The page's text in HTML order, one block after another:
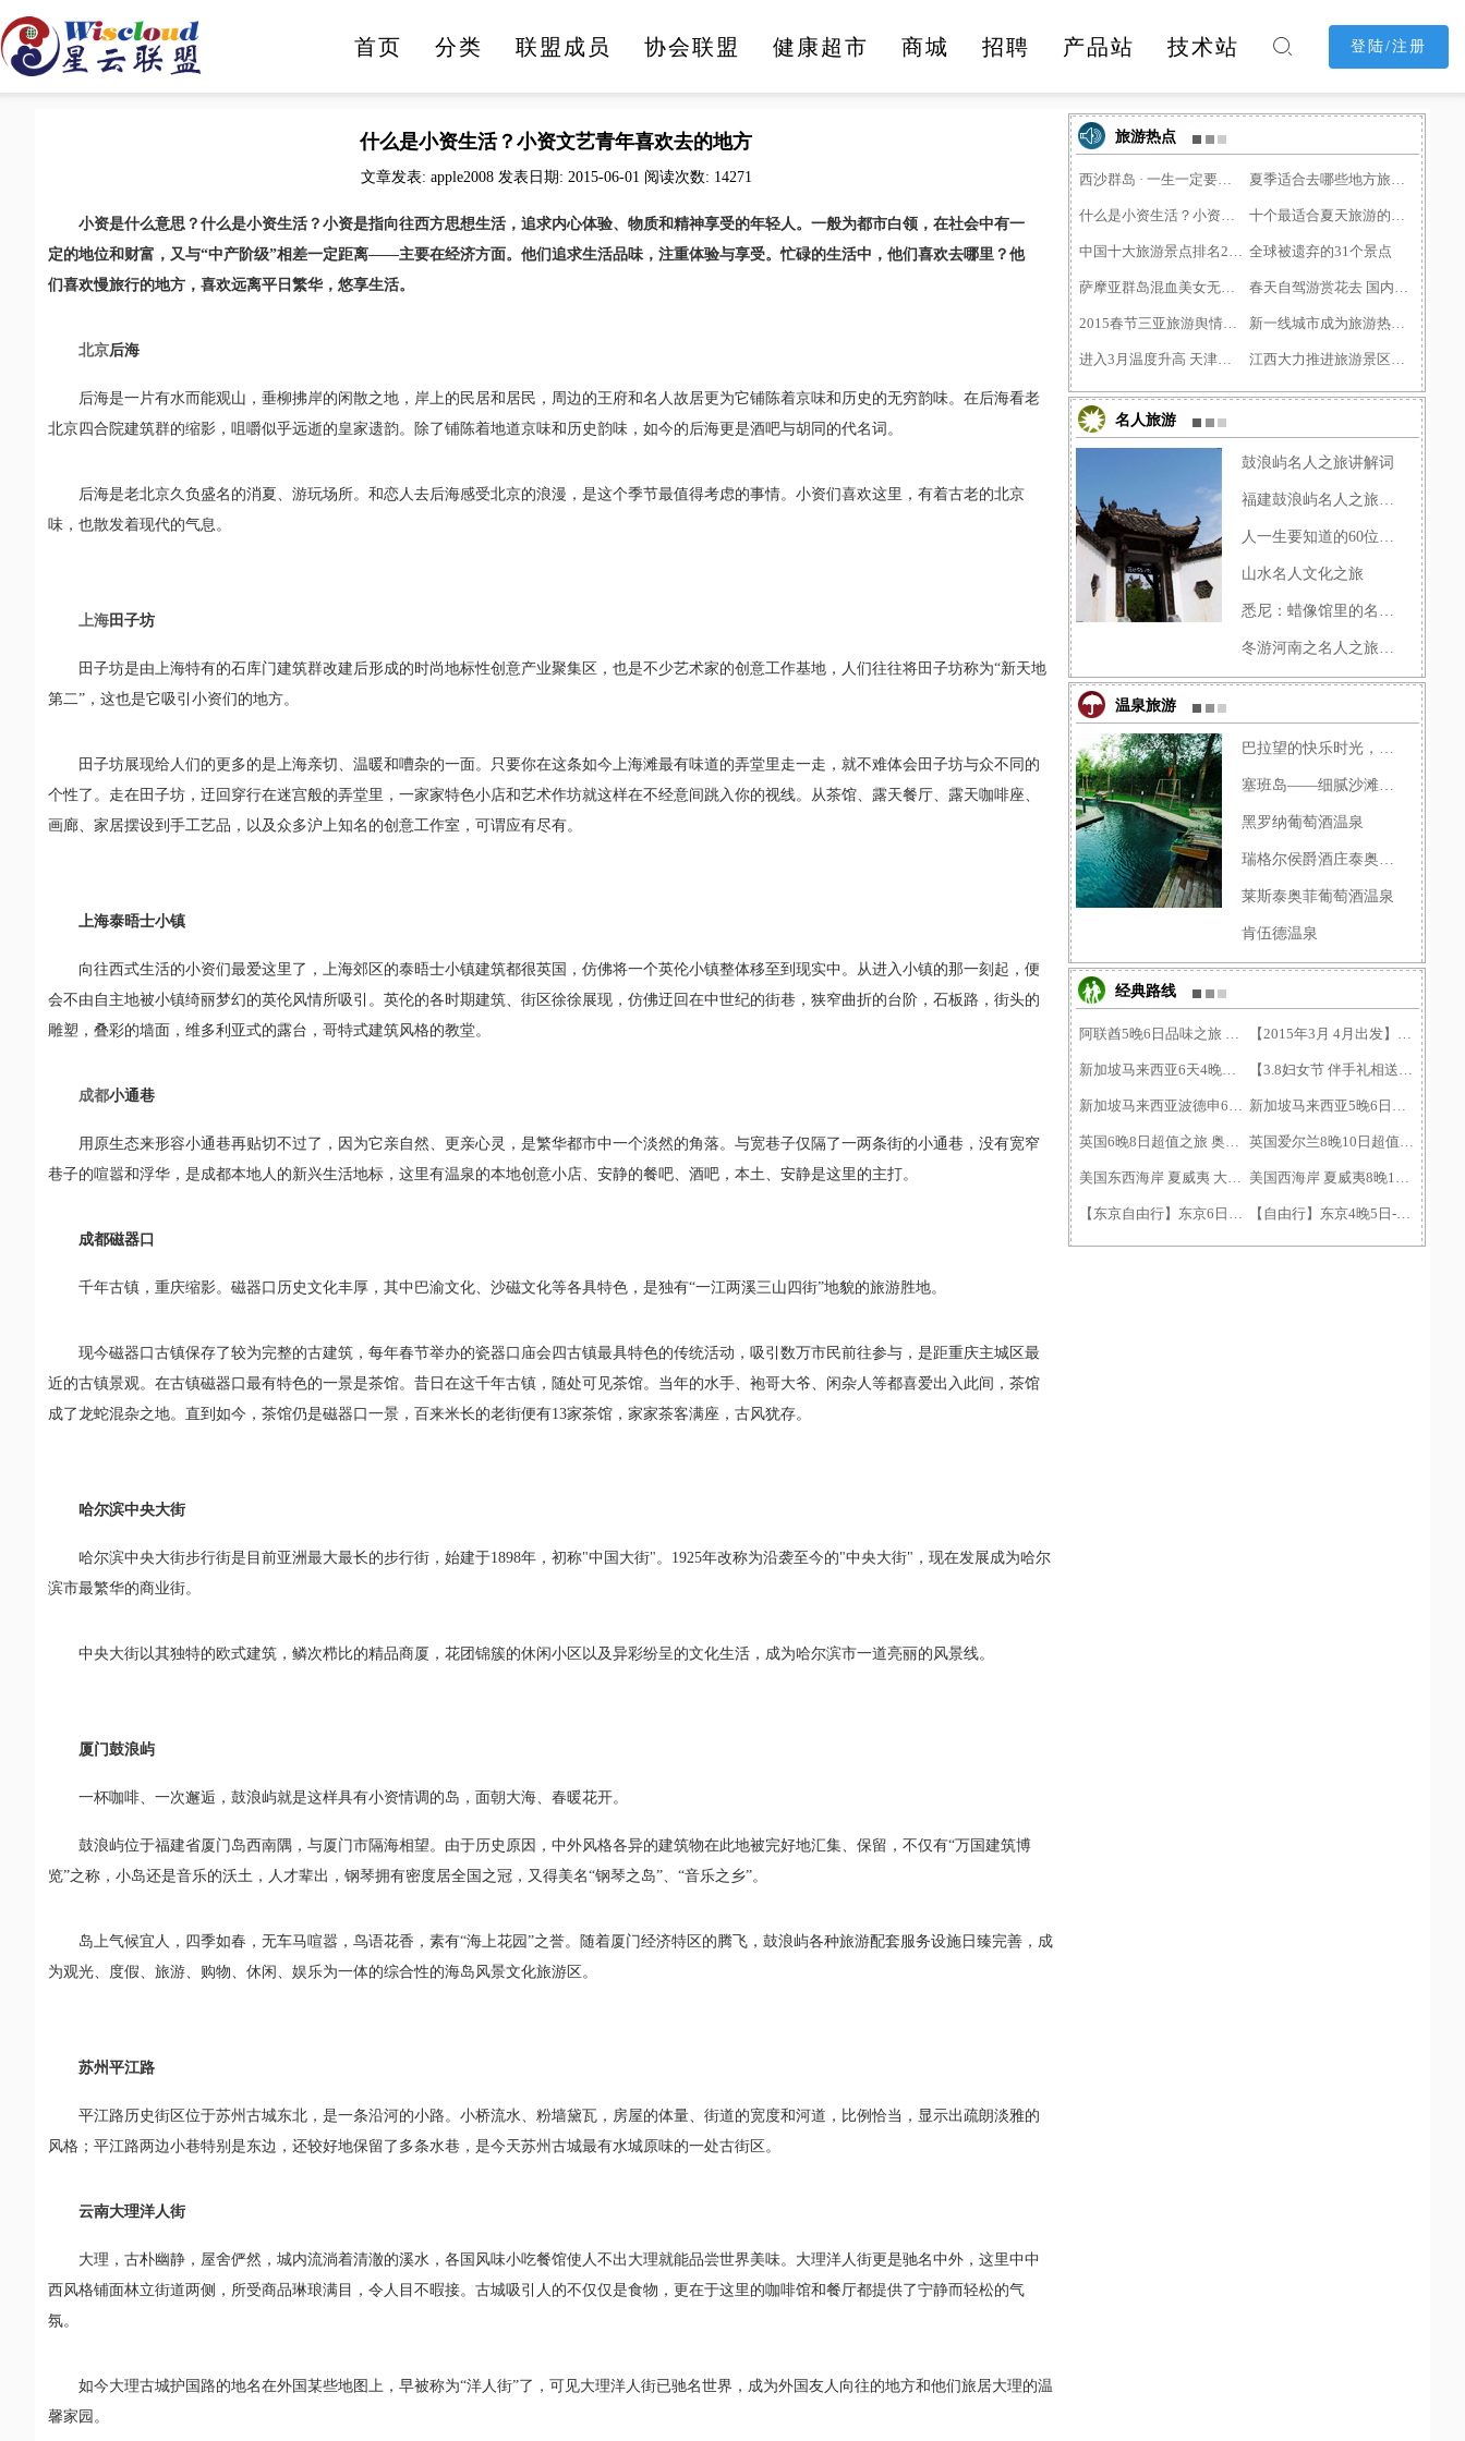
首页 分类
智能家电 医疗健康 文化旅游 美食美酒 消费购物 休闲娱乐
联盟成员 协会联盟 健康超市 商城 招聘 产品站 技术站  登陆/注册
什么是小资生活？小资文艺青年喜欢去的地方
文章发表: apple2008 发表日期: 2015-06-01 阅读次数: 14271
小资是什么意思？什么是小资生活？小资是指向往西方思想生活，追求内心体验、物质和精神享受的年轻人。一般为都市白领，在社会中有一
定的地位和财富，又与“中产阶级”相差一定距离——主要在经济方面。他们追求生活品味，注重体验与享受。忙碌的生活中，他们喜欢去哪里？他
们喜欢慢旅行的地方，喜欢远离平日繁华，悠享生活。
北京后海
后海是一片有水而能观山，垂柳拂岸的闲散之地，岸上的民居和居民，周边的王府和名人故居更为它铺陈着京味和历史的无穷韵味。在后海看老
北京四合院建筑群的缩影，咀嚼似乎远逝的皇家遗韵。除了铺陈着地道京味和历史韵味，如今的后海更是酒吧与胡同的代名词。
后海是老北京久负盛名的消夏、游玩场所。和恋人去后海感受北京的浪漫，是这个季节最值得考虑的事情。 小资们喜欢这里，有着古老的北京
味，也散发着现代的气息。
上海田子坊
田子坊是由上海特有的石库门建筑群改建后形成的时尚地标性创意产业聚集区，也是不少艺术家的创意工作基地，人们往往将田子坊称为“新天地
第二” ，这也是它吸引小资们的地方。
田子坊展现给人们的更多的是上海亲切、温暖和嘈杂的一面。只要你在这条如今上海滩最有味道的弄堂里走一走，就不难体会田子坊与众不同的
个性了。走在田子坊，迂回穿行在迷宫般的弄堂里，一家家特色小店和艺术作坊就这样在不经意间跳入你的视线。从茶馆、露天餐厅、露天咖啡座、
画廊、家居摆设到手工艺品，以及众多沪上知名的创意工作室，可谓应有尽有。
上海泰晤士小镇
向往西式生活的小资们最爱这里了， 上海郊区的泰晤士小镇建筑都很英国，仿佛将一个英伦小镇整体移至到现实中。从进入小镇的那一刻起，便
会不由自主地被小镇绮丽梦幻的英伦风情所吸引。英伦的各时期建筑、街区徐徐展现，仿佛迂回在中世纪的街巷，狭窄曲折的台阶，石板路，街头的
雕塑，叠彩的墙面，维多利亚式的露台，哥特式建筑风格的教堂。
成都小通巷
用原生态来形容小通巷再贴切不过了，因为它亲自然、更亲心灵，是繁华都市中一个淡然的角落。与宽巷子仅隔了一两条街的小通巷，没有宽窄
巷子的喧嚣和浮华，是成都本地人的新兴生活地标，这里有温泉的本地创意小店、安静的餐吧、酒吧，本土、安静是这里的主打。
成都磁器口
千年古镇，重庆缩影。磁器口历史文化丰厚，其中巴渝文化、沙磁文化等各具特色，是独有“一江两溪三山四街”地貌的旅游胜地。
现今磁器口古镇保存了较为完整的古建筑，每年春节举办的瓷器口庙会四古镇最具特色的传统活动，吸引数万市民前往参与，是距重庆主城区最
近的古镇景观。在古镇磁器口最有特色的一景是茶馆。昔日在这千年古镇，随处可见茶馆。当年的水手、袍哥大爷、闲杂人等都喜爱出入此间，茶馆
成了龙蛇混杂之地。直到如今，茶馆仍是磁器口一景，百来米长的老街便有13家茶馆，家家茶客满座，古风犹存。
哈尔滨中央大街
哈尔滨中央大街步行街是目前亚洲最大最长的步行街，始建于1898年，初称"中国大街"。1925年改称为沿袭至今的"中央大街"，现在发展成为哈尔
滨市最繁华的商业街。
中央大街以其独特的欧式建筑，鳞次栉比的精品商厦，花团锦簇的休闲小区以及异彩纷呈的文化生活，成为哈尔滨市一道亮丽的风景线。
厦门鼓浪屿
一杯咖啡、一次邂逅，鼓浪屿就是这样具有小资情调的岛，面朝大海、春暖花开。
鼓浪屿位于福建省厦门岛西南隅，与厦门市隔海相望。由于历史原因，中外风格各异的建筑物在此地被完好地汇集、保留，不仅有“万国建筑博
览”之称，小岛还是音乐的沃土，人才辈出，钢琴拥有密度居全国之冠，又得美名“钢琴之岛”、“音乐之乡”。
岛上气候宜人，四季如春，无车马喧嚣，鸟语花香，素有“海上花园”之誉。随着厦门经济特区的腾飞，鼓浪屿各种旅游配套服务设施日臻完善，成
为观光、度假、旅游、购物、休闲、娱乐为一体的综合性的海岛风景文化旅游区。
苏州平江路
平江路历史街区位于苏州古城东北，是一条沿河的小路。小桥流水、粉墙黛瓦，房屋的体量、街道的宽度和河道，比例恰当，显示出疏朗淡雅的
风格；平江路两边小巷特别是东边，还较好地保留了多条水巷，是今天苏州古城最有水城原味的一处古街区。
云南大理洋人街
大理，古朴幽静，屋舍俨然，城内流淌着清澈的溪水，各国风味小吃餐馆使人不出大理就能品尝世界美味。大理洋人街更是驰名中外，这里中中
西风格铺面林立街道两侧，所受商品琳琅满目，令人目不暇接。古城吸引人的不仅仅是食物，更在于这里的咖啡馆和餐厅都提供了宁静而轻松的气
氛。
如今大理古城护国路的地名在外国某些地图上，早被称为“洋人街”了，可见大理洋人街已驰名世界，成为外国友人向往的地方和他们旅居大理的温
馨家园。
旅游热点
西沙群岛 · 一生一定要去一次1 夏季适合去哪些地方旅游？
什么是小资生活？小资文艺青� 十个最适合夏天旅游的地方
中国十大旅游景点排名2015,中� 全球被遗弃的31个景点
萨摩亚群岛混血美女无数 成男� 春天自驾游赏花去 国内赏油菜
2015春节三亚旅游舆情热点，海� 新一线城市成为旅游热点：新�
进入3月温度升高 天津旅游企� 江西大力推进旅游景区门票价�
名人旅游
鼓浪屿名人之旅讲解词
福建鼓浪屿名人之旅讲解词
人一生要知道的60位名人：彩�
山水名人文化之旅
悉尼：蜡像馆里的名人之旅
冬游河南之名人之旅：追忆中�
温泉旅游
巴拉望的快乐时光，面朝大海
塞班岛――细腻沙滩上的浪漫�
黑罗纳葡萄酒温泉
瑞格尔侯爵酒庄泰奥菲水疗中�
莱斯泰奥菲葡萄酒温泉
肯伍德温泉
经典路线
阿联酋5晚6日品味之旅 阿航 【2015年3月 4月出发】沙巴�
新加坡马来西亚6天4晚游 成 【3.8妇女节 伴手礼相送】�
新加坡马来西亚波德申6天5� 新加坡马来西亚5晚6日游（�
英国6晚8日超值之旅 奥航 � 英国爱尔兰8晚10日超值之旅
美国东西海岸 夏威夷 大瀑� 美国西海岸 夏威夷8晚10日�
【东京自由行】东京6日自� 【自由行】东京4晚5日-机票